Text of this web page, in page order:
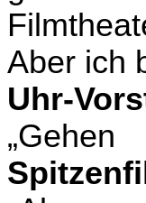
Aber ich
Uhr-
„